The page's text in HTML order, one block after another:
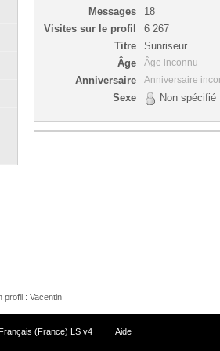
Messages
18
Visites sur le profil
6 267
Titre
Sunriseur
Âge
Âge inconnu
Anniversaire Anniversaire
Sexe Non spécifié
profil : Vacentin
(France) LS v4 Aide